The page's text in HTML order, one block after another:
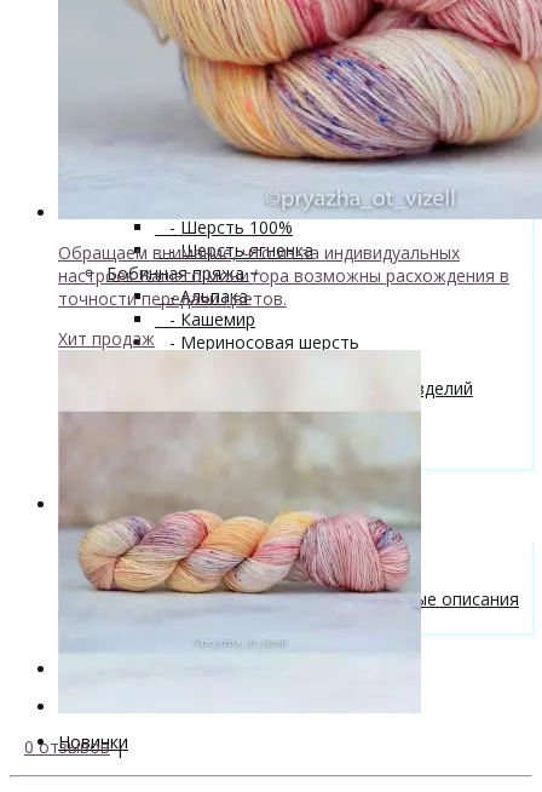
superwash 20% нейлон
↘ Sock, 75% Меринос 25% Нейлон,
300м/100г
- Хлопок
- Шелк+
↘ Cleo 50% шелк 50% меринос
600м/100гНовинка!
↘ Бурет, 100% буретный шелк,
190м/100г
- Шерсть 100%
- Шерсть ягненка
Бобинная пряжа+
- Альпака
- Кашемир
- Мериносовая шерсть
Мастер-классы и описания вязаных изделий
Инструменты и аксессуары+
- Конусы для пряжи
Блог о вязании
Бесплатные описания моделей
Вязальные лайфхаки
Галерея вязаных изделий и бесплатные описания
Новинки
Обращаем внимание, что из-за индивидуальных
настроек Вашего монитора возможны расхождения в
точности передачи цветов.
Хит продаж
0 отзывов|